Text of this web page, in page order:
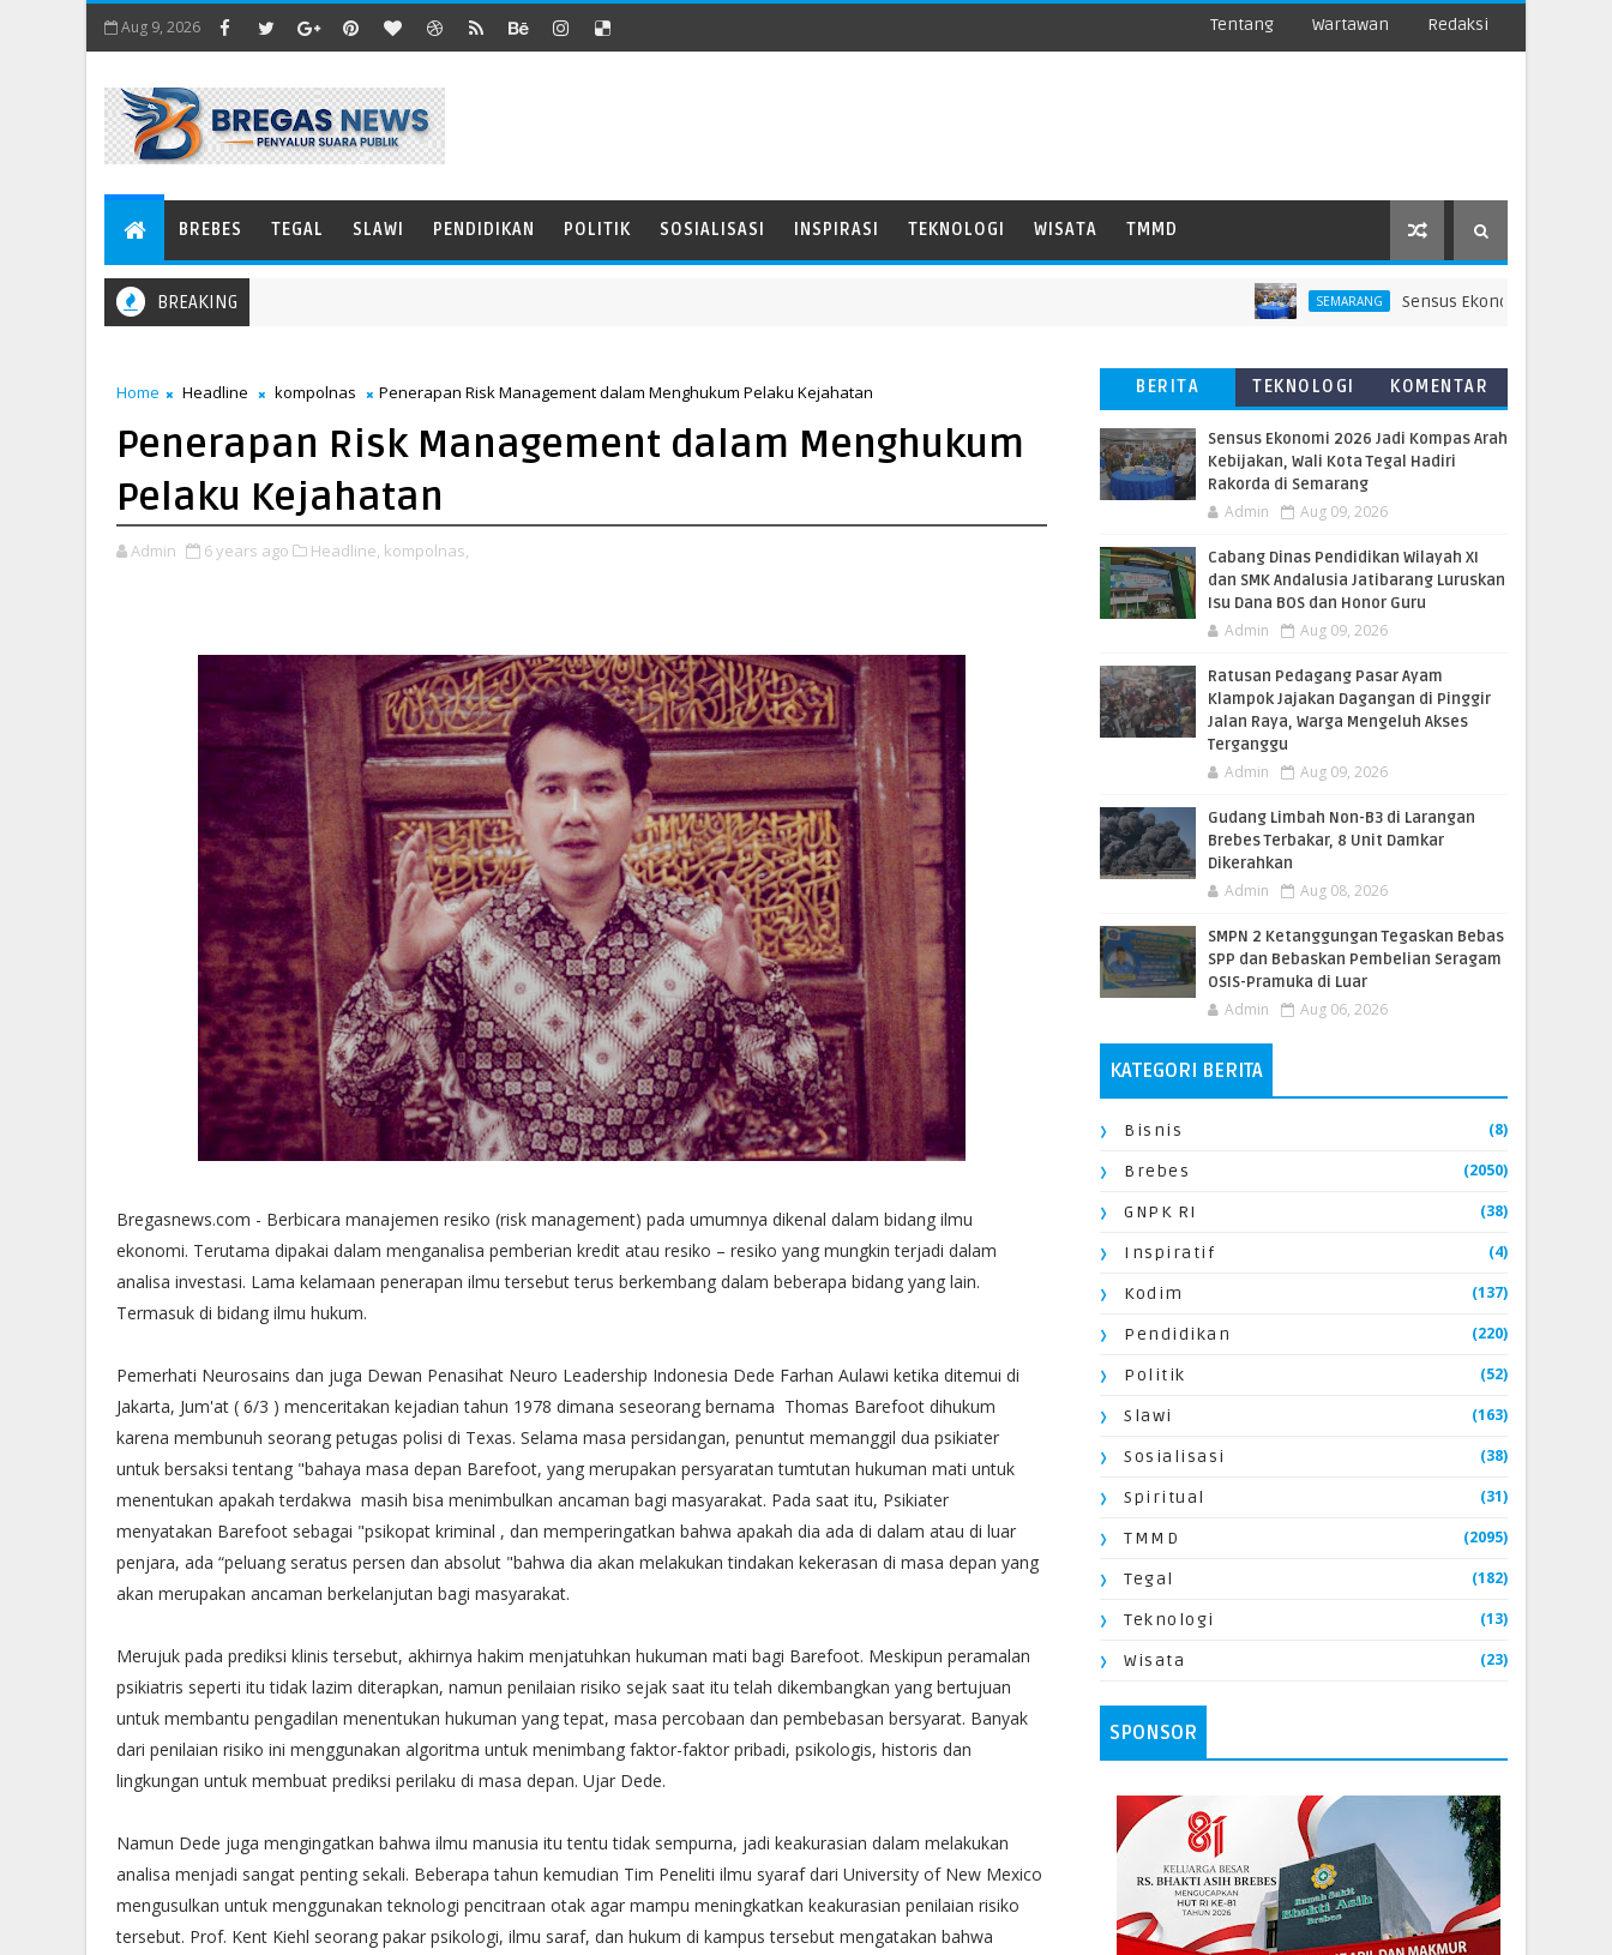
Aug 9, 2026 Tentang Wartawan Redaksi
BREBES TEGAL SLAWI PENDIDIKAN POLITIK SOSIALISASI INSPIRASI TEKNOLOGI WISATA TMMD
BREAKING SEMARANG Sensus Ekonomi 2026 Jadi
Home Headline kompolnas Penerapan Risk Management dalam Menghukum Pelaku Kejahatan
Penerapan Risk Management dalam Menghukum
Pelaku Kejahatan
Admin 6 years ago Headline, kompolnas,
Bregasnews.com - Berbicara manajemen resiko (risk management) pada umumnya dikenal dalam bidang ilmu
ekonomi. Terutama dipakai dalam menganalisa pemberian kredit atau resiko – resiko yang mungkin terjadi dalam
analisa investasi. Lama kelamaan penerapan ilmu tersebut terus berkembang dalam beberapa bidang yang lain.
Termasuk di bidang ilmu hukum.
Pemerhati Neurosains dan juga Dewan Penasihat Neuro Leadership Indonesia Dede Farhan Aulawi ketika ditemui di
Jakarta, Jum'at ( 6/3 ) menceritakan kejadian tahun 1978 dimana seseorang bernama Thomas Barefoot dihukum
karena membunuh seorang petugas polisi di Texas. Selama masa persidangan, penuntut memanggil dua psikiater
untuk bersaksi tentang "bahaya masa depan Barefoot, yang merupakan persyaratan tumtutan hukuman mati untuk
menentukan apakah terdakwa masih bisa menimbulkan ancaman bagi masyarakat. Pada saat itu, Psikiater
menyatakan Barefoot sebagai "psikopat kriminal , dan memperingatkan bahwa apakah dia ada di dalam atau di luar
penjara, ada “peluang seratus persen dan absolut "bahwa dia akan melakukan tindakan kekerasan di masa depan yang
akan merupakan ancaman berkelanjutan bagi masyarakat.
Merujuk pada prediksi klinis tersebut, akhirnya hakim menjatuhkan hukuman mati bagi Barefoot. Meskipun peramalan
psikiatris seperti itu tidak lazim diterapkan, namun penilaian risiko sejak saat itu telah dikembangkan yang bertujuan
untuk membantu pengadilan menentukan hukuman yang tepat, masa percobaan dan pembebasan bersyarat. Banyak
dari penilaian risiko ini menggunakan algoritma untuk menimbang faktor-faktor pribadi, psikologis, historis dan
lingkungan untuk membuat prediksi perilaku di masa depan. Ujar Dede.
Namun Dede juga mengingatkan bahwa ilmu manusia itu tentu tidak sempurna, jadi keakurasian dalam melakukan
analisa menjadi sangat penting sekali. Beberapa tahun kemudian Tim Peneliti ilmu syaraf dari University of New Mexico
mengusulkan untuk menggunakan teknologi pencitraan otak agar mampu meningkatkan keakurasian penilaian risiko
tersebut. Prof. Kent Kiehl seorang pakar psikologi, ilmu saraf, dan hukum di kampus tersebut mengatakan bahwa
BERITA
TERBARU
TEKNOLOGI
KOMENTAR
Sensus Ekonomi 2026 Jadi Kompas Arah
Kebijakan, Wali Kota Tegal Hadiri
Rakorda di Semarang
Admin Aug 09, 2026
Cabang Dinas Pendidikan Wilayah XI
dan SMK Andalusia Jatibarang Luruskan
Isu Dana BOS dan Honor Guru
Admin Aug 09, 2026
​Ratusan Pedagang Pasar Ayam
Klampok Jajakan Dagangan di Pinggir
Jalan Raya, Warga Mengeluh Akses
Terganggu
Admin Aug 09, 2026
​Gudang Limbah Non-B3 di Larangan
Brebes Terbakar, 8 Unit Damkar
Dikerahkan
Admin Aug 08, 2026
SMPN 2 Ketanggungan Tegaskan Bebas
SPP dan Bebaskan Pembelian Seragam
OSIS-Pramuka di Luar
Admin Aug 06, 2026
KATEGORI BERITA
Bisnis (8)
Brebes (2050)
GNPK RI (38)
Inspiratif (4)
Kodim (137)
Pendidikan (220)
Politik (52)
Slawi (163)
Sosialisasi (38)
Spiritual (31)
TMMD (2095)
Tegal (182)
Teknologi (13)
Wisata (23)
SPONSOR